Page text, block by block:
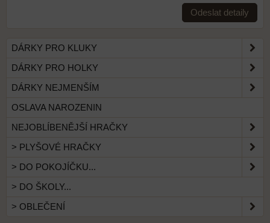
Odeslat detaily
DÁRKY PRO KLUKY
DÁRKY PRO HOLKY
DÁRKY NEJMENŠÍM
OSLAVA NAROZENIN
NEJOBLÍBENĚJŠÍ HRAČKY
> PLYŠOVÉ HRAČKY
> DO POKOJÍČKU...
> DO ŠKOLY...
> OBLEČENÍ